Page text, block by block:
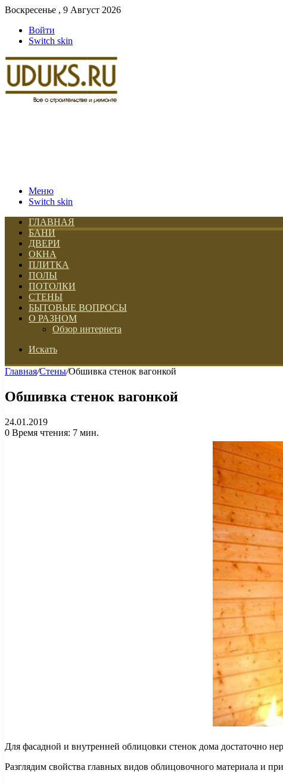
Воскресенье , 9 Август 2026
Войти
Switch skin
Меню
Switch skin
ГЛАВНАЯ
БАНИ
ДВЕРИ
ОКНА
ПЛИТКА
ПОЛЫ
ПОТОЛКИ
СТЕНЫ
БЫТОВЫЕ ВОПРОСЫ
О РАЗНОМ
Обзор интернета
Искать
Главная/Стены/Обшивка стенок вагонкой
Обшивка стенок вагонкой
24.01.2019
0 Время чтения: 7 мин.
Для фасадной и внутренней облицовки стенок дома достаточно
Разглядим свойства главных видов облицовочного материала и